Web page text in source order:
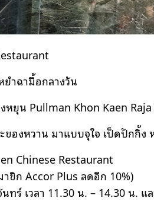
ำฉามื้อกลางวัน
ยุน Pullman Khon Kaen
องหวาน มาแบบจุใจ เป็ดปักกิ้
Chinese Restaurant
ขิก Accor Plus ลดอีก 10%)
ร์ เวลา 11.30 น. – 14.30 น. แ